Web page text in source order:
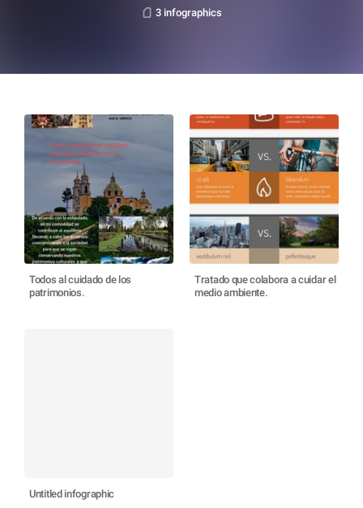
3 infographics
Todos al cuidado de los
patrimonios.
Tratado que colabora a cuidar el
medio ambiente.
Untitled infographic